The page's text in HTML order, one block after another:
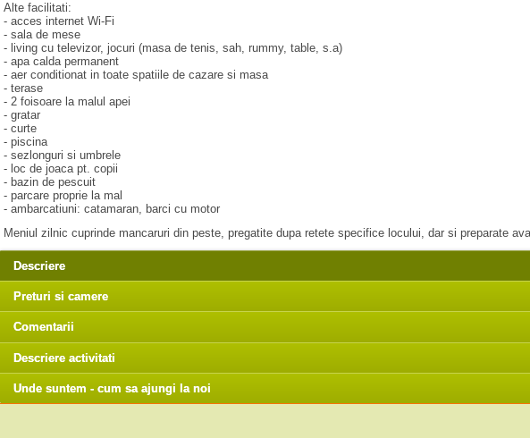
Alte facilitati:
- acces internet Wi-Fi
- sala de mese
- living cu televizor, jocuri (masa de tenis, sah, rummy, table, s.a)
- apa calda permanent
- aer conditionat in toate spatiile de cazare si masa
- terase
- 2 foisoare la malul apei
- gratar
- curte
- piscina
- sezlonguri si umbrele
- loc de joaca pt. copii
- bazin de pescuit
- parcare proprie la mal
- ambarcatiuni: catamaran, barci cu motor
Meniul zilnic cuprinde mancaruri din peste, pregatite dupa retete specifice locului, dar si preparate
Descriere
Preturi si camere
Comentarii
Descriere activitati
Unde suntem - cum sa ajungi la noi